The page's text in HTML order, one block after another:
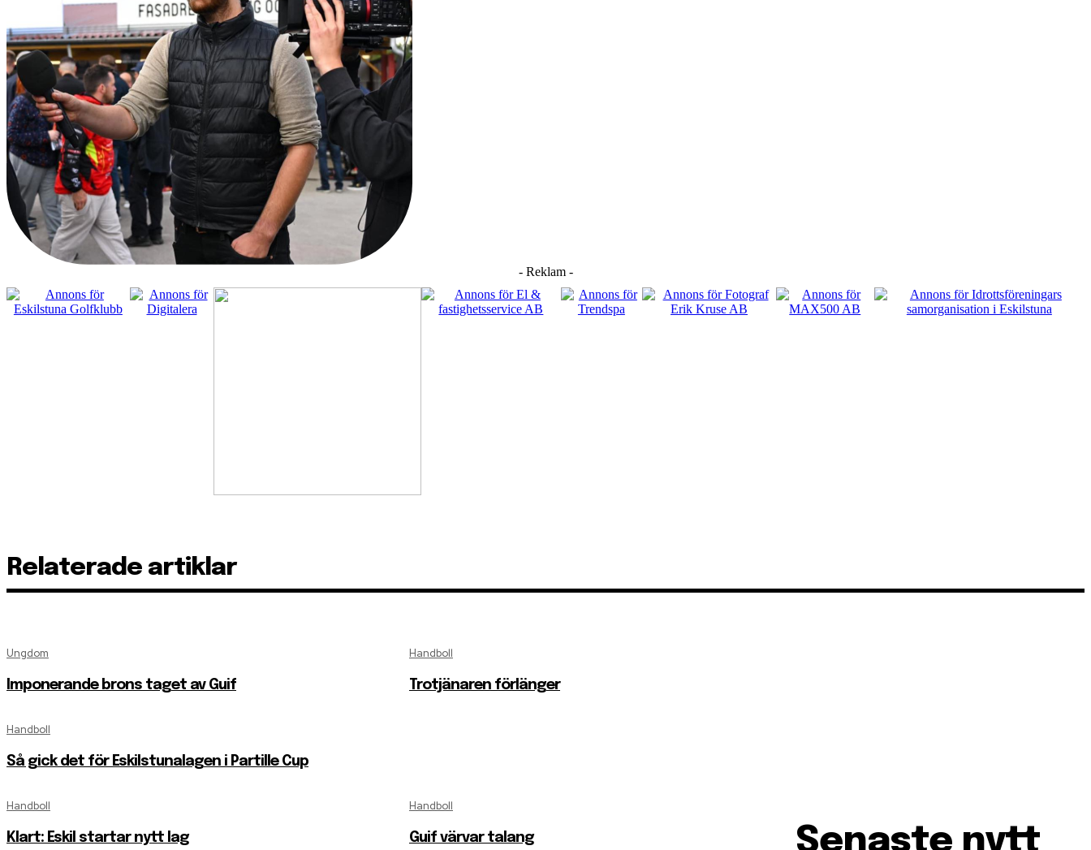
- Reklam -
Relaterade artiklar
Ungdom
Imponerande brons taget av Guif
Handboll
Trotjänaren förlänger
Handboll
Så gick det för Eskilstunalagen i Partille Cup
Handboll
Klart: Eskil startar nytt lag
Handboll
Guif värvar talang Senaste nytt